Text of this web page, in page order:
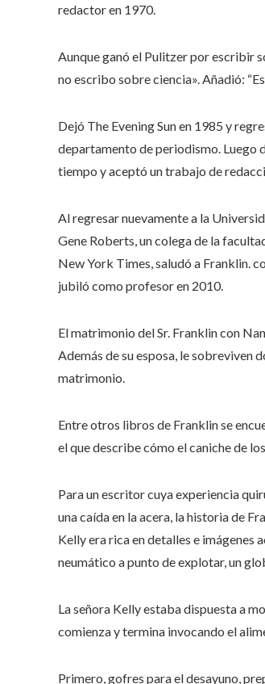
redactor en 1970.
Aunque ganó el Pulitzer por escribir
no escribo sobre ciencia». Añadió:
Dejó The Evening Sun en 1985 y
departamento de periodismo. Luego
tiempo y aceptó un trabajo de
Al regresar nuevamente a la
Gene Roberts, un colega de la
New York Times, saludó a Franklin.
jubiló como profesor en 2010.
El matrimonio del Sr. Franklin con
Además de su esposa, le sobreviven
matrimonio.
Entre otros libros de Franklin se
el que describe cómo el caniche de
Para un escritor cuya experiencia
una caída en la acera, la historia de
Kelly era rica en detalles e imágenes
neumático a punto de explotar, un
La señora Kelly estaba dispuesta a
comienza y termina invocando el
Primero, gofres para el desayuno,